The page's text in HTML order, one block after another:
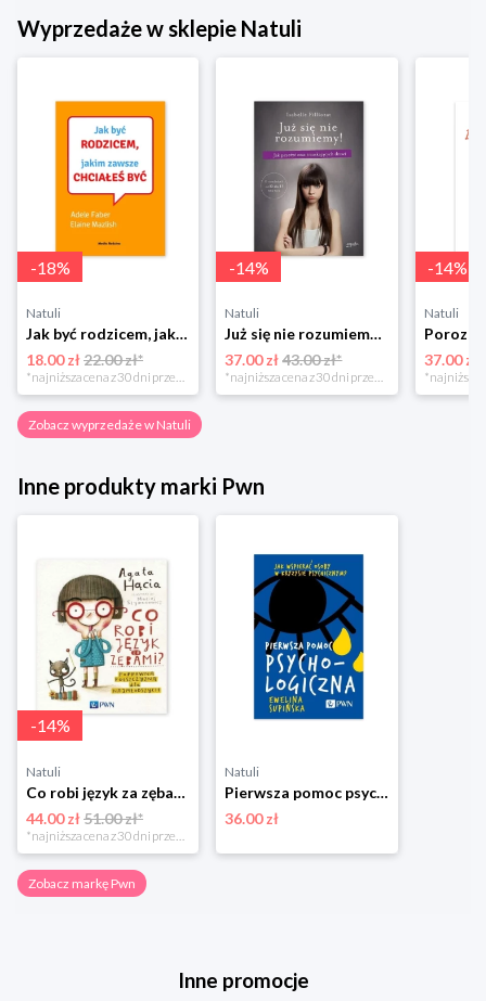
Wyprzedaże w sklepie Natuli
-18%
Natuli
Jak być rodzicem, jakim zawsze chciałeś być Media rodzina
18.00 zł22.00 zł*
*najniższa cena z 30 dni przed obniżką
-14%
Natuli
Już się nie rozumiemy! Jak przeżyć czas trzaskających drzwi Esprit
37.00 zł 43.00 zł*
*najniższa cena z 30 dni przed obniżką
-14%
Natuli
37.00 zł
Zobacz wyprzedaże w Natuli
Inne produkty marki Pwn
-14%
Natuli
Co robi język za zębami? Poprawna polszczyzna dla najmłodszych Pwn
44.00 zł51.00 zł*
Natuli
Pierwsza pomoc psychologiczna Pwn
36.00 zł
Zobacz markę Pwn
Inne promocje